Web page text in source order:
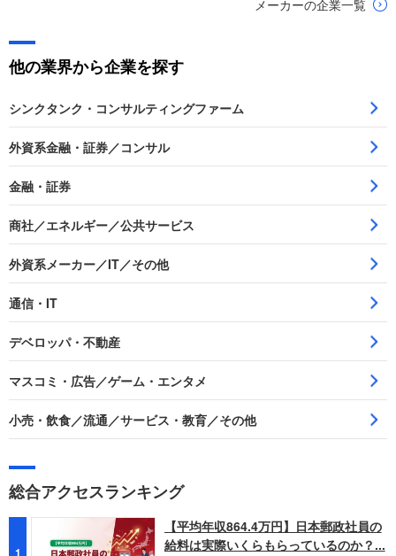
メーカーの企業一覧
他の業界から企業を探す
シンクタンク・コンサルティングファーム
外資系金融・証券／コンサル
金融・証券
商社／エネルギー／公共サービス
外資系メーカー／IT／その他
通信・IT
デベロッパ・不動産
マスコミ・広告／ゲーム・エンタメ
小売・飲食／流通／サービス・教育／その他
総合アクセスランキング
1
【平均年収864.4万円】日本郵政社員の
給料は実際いくらもらっているのか？...